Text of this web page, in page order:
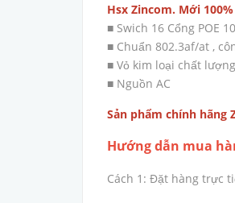
Hsx Zincom. Mới 100%
■ Swich 16 Cổng POE
■ Chuẩn 802.3af/at ,
■ Vỏ kim loại chất
■ Nguồn AC
Sản phẩm chính hãng
Hướng dẫn mua
Cách 1: Đặt hàng trực